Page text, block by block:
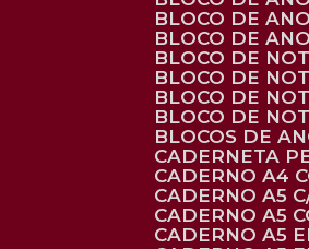
BLOCO DE
BLOCO DE
BLOCO DE
BLOCO DE
BLOCO DE
BLOCO DE
BLOCOS DE
CADERNETA
CADERNO A4
CADERNO A5
CADERNO A5
CADERNO A5